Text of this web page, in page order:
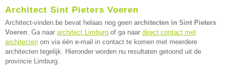
Architect Sint Pieters Voeren
Architect-vinden.be bevat helaas nog geen architecten in Sint Pieters
Voeren. Ga naar architect Limburg of ga naar direct contact met
architecten om via één e-mail in contact te komen met meerdere
architecten tegelijk. Hieronder worden nu resultaten getoond uit de
provincie Limburg.